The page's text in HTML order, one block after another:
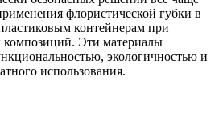
флористической губки в
контейнерам при
композиций. Эти материалы
экологичностью и
использования.